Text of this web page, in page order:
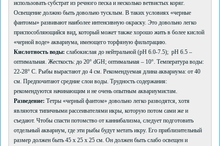
использовать субстрат из речного песка и несколько ветвистых коряг.
Освещение должно быть довольно тусклым. В таких условиях «черные
фантомы» развивают наиболее интенсивную окраску. Это довольно легко
приспособляющийся вид, который может также хорошо жить в более кислой
«черной воде» аквариума, имеющего торфяную фильтрацию.
Кислотность воды: слабокислая до нейтральной (pH 6.0-7.5); pH 6.5 –
оптимальная. Жесткость: до 20° dGH; оптимальная – 10°. Температура воды:
22-28° C. Рыбы вырастают до 4 см. Рекомендуемая длина аквариума: от 40
см. Предпочитают средние слои воды. Трудность содержания:
рекомендуются начинающим и не очень опытным аквариумистам.
Разведение: Тетры «черный фантом» довольно легко разводятся, хотя
являются типичными рассеивателями икры, которую потом сами же и
съедают. Чтобы спасти потомство от каннибализма, следует подготовить
отдельный аквариум, где эти рыбы будут метать икру. Его приблизительный
размер должен быть 45 x 25 x 25 см. Он должен быть слабо освещен и